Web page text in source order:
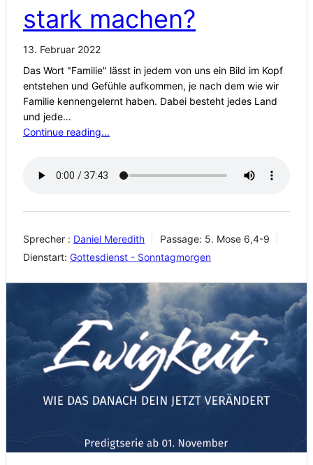
stark machen?
13. Februar 2022
Das Wort "Familie" lässt in jedem von uns ein Bild im Kopf
entstehen und Gefühle aufkommen, je nach dem wie wir
Familie kennengelernt haben. Dabei besteht jedes Land
und jede…
Continue reading...
Sprecher : Daniel Meredith Passage: 5. Mose 6,4-9
Dienstart: Gottesdienst - Sonntagmorgen